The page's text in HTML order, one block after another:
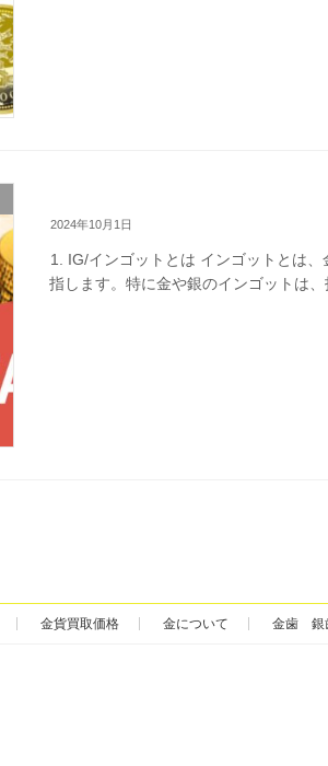
2024年10月1日
1. IG/インゴットとは インゴットとは
指します。特に金や銀のインゴットは
金貨買取価格 金について 金歯 銀